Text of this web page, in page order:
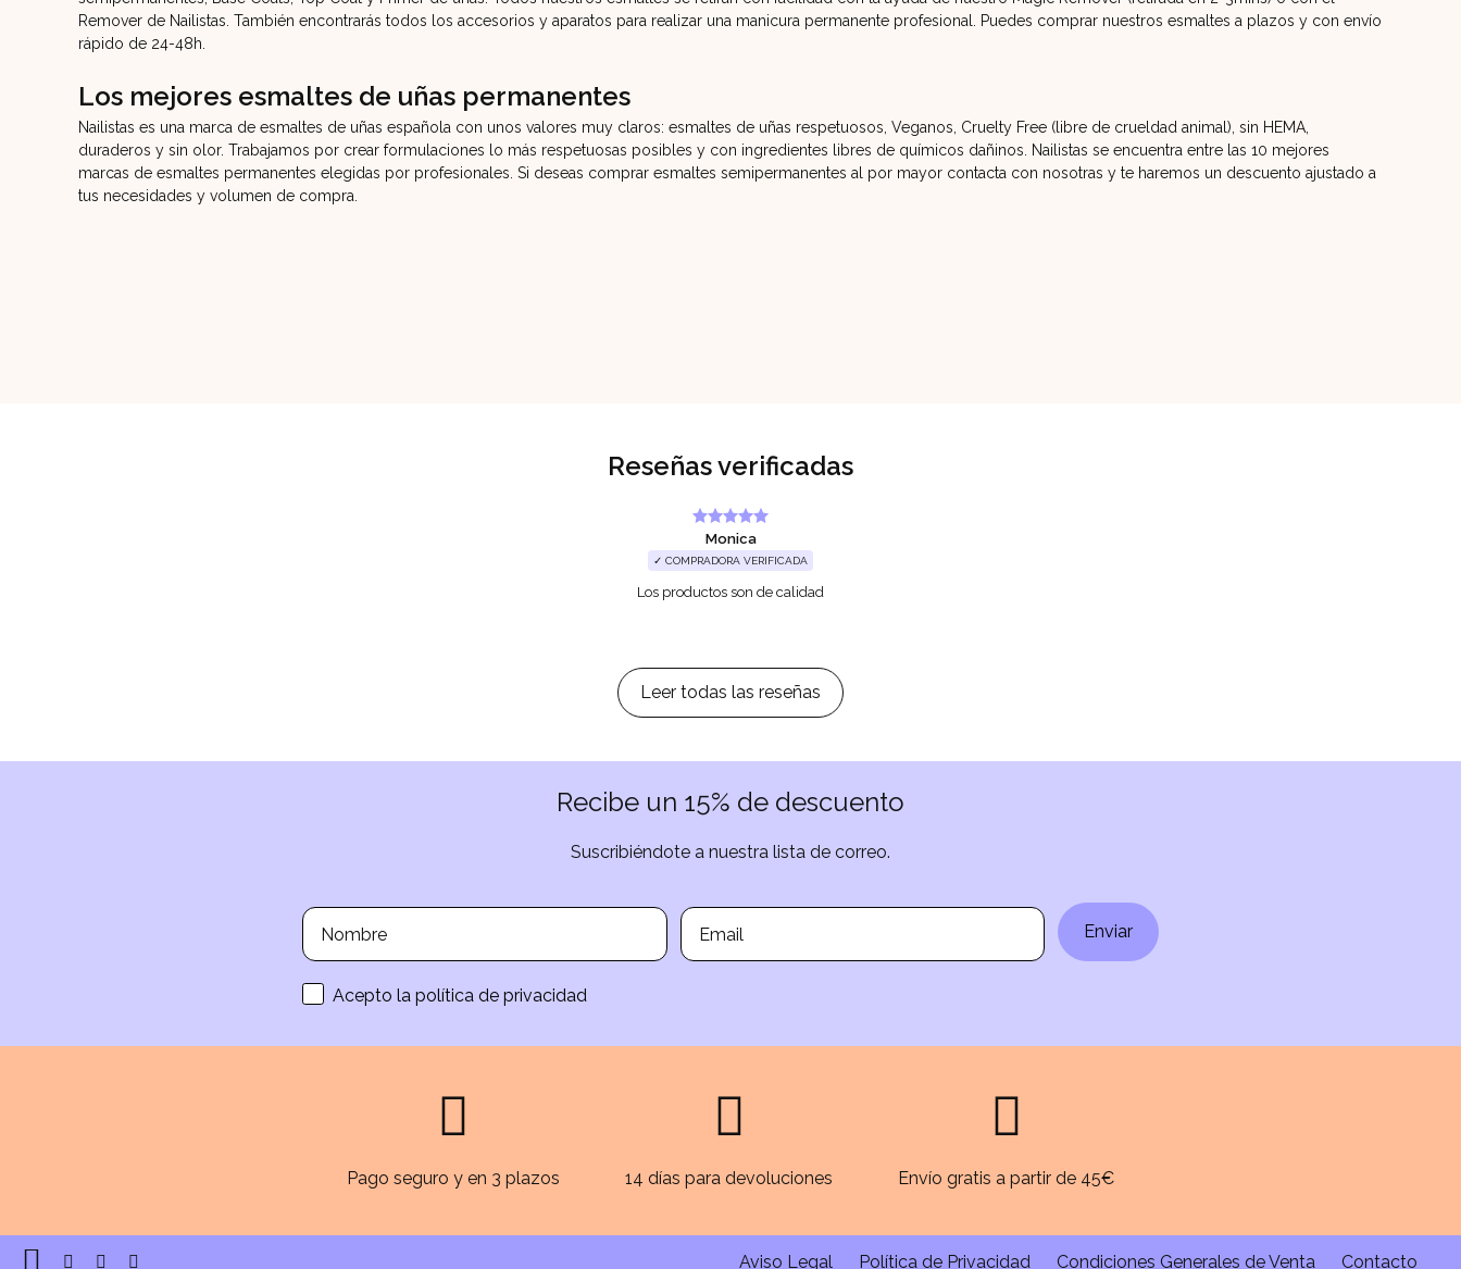
Remover de Nailistas. También encontrarás todos los accesorios y aparatos para realizar una manicura permanente profesional. Puedes comprar nuestros esmaltes a plazos y con envío
rápido de 24-48h.
Los mejores esmaltes de uñas permanentes
Nailistas es una marca de esmaltes de uñas española con unos valores muy claros: esmaltes de uñas respetuosos, Veganos, Cruelty Free (libre de crueldad animal), sin HEMA,
duraderos y sin olor. Trabajamos por crear formulaciones lo más respetuosas posibles y con ingredientes libres de químicos dañinos. Nailistas se encuentra entre las 10 mejores
marcas de esmaltes permanentes elegidas por profesionales. Si deseas comprar esmaltes semipermanentes al por mayor contacta con nosotras y te haremos un descuento ajustado a
tus necesidades y volumen de compra.
Reseñas verificadas
Monica
✓ COMPRADORA VERIFICADA
Los productos son de calidad
Leer todas las reseñas
Recibe un 15% de descuento
Suscribiéndote a nuestra lista de correo.
Enviar
Acepto la política de privacidad
Pago seguro y en 3 plazos 14 días para devoluciones Envío gratis a partir de 45€
Aviso Legal Política de Privacidad Condiciones Generales de Venta Contacto